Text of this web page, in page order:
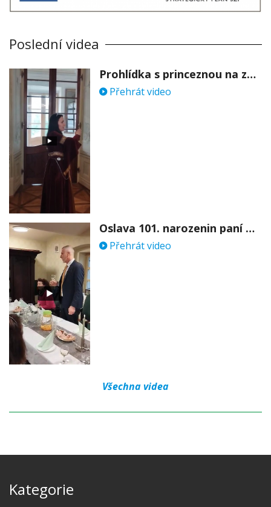
Poslední videa
Prohlídka s princeznou na zámku Stekník
Přehrát video
Oslava 101. narozenin paní Věry Skořepové
Přehrát video
Všechna videa
Kategorie